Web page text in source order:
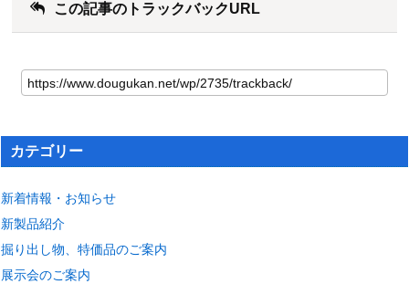
この記事のトラックバックURL
カテゴリー
新着情報・お知らせ
新製品紹介
掘り出し物、特価品のご案内
展示会のご案内